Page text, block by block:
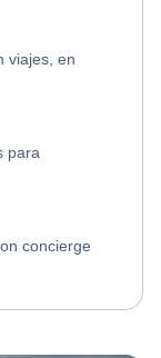
viajes, en
para
concierge